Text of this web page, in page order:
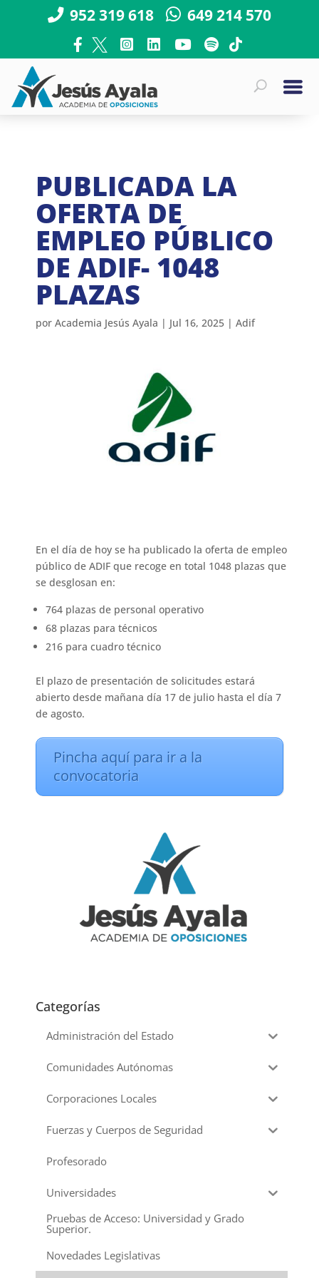
952 319 618 649 214 570
PUBLICADA LA
OFERTA DE
EMPLEO PÚBLICO
DE ADIF- 1048
PLAZAS
porAcademia Jesús Ayala | Jul 16, 2025 |Adif
En el día de hoy se ha publicado la oferta de empleo
público de ADIF que recoge en total 1048 plazas que
se desglosan en:
764 plazas de personal operativo
68 plazas para técnicos
216 para cuadro técnico
El plazo de presentación de solicitudes estará
abierto desde mañana día 17 de julio hasta el día 7
de agosto.
Pincha aquí para ir a la
convocatoria
Categorías
Administración del Estado
Comunidades Autónomas
Corporaciones Locales
Fuerzas y Cuerpos de Seguridad
Profesorado
Universidades
Pruebas de Acceso: Universidad y Grado
Superior.
Novedades Legislativas